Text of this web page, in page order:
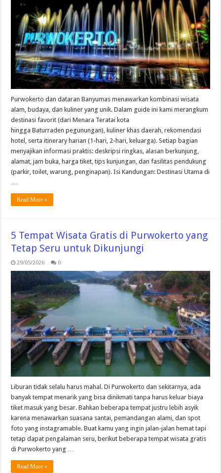
Purwokerto dan dataran Banyumas menawarkan kombinasi wisata
alam, budaya, dan kuliner yang unik. Dalam guide ini kami merangkum
destinasi favorit (dari Menara Teratai kota
hingga Baturraden pegunungan), kuliner khas daerah, rekomendasi
hotel, serta itinerary harian (1-hari, 2-hari, keluarga). Setiap bagian
menyajikan informasi praktis: deskripsi ringkas, alasan berkunjung,
alamat, jam buka, harga tiket, tips kunjungan, dan fasilitas pendukung
(parkir, toilet, warung, penginapan). Isi Kandungan: Destinasi Utama di
Read More »
5 Tempat Wisata Gratis di Purwokerto yang
Tetap Seru untuk Dikunjungi
29/05/2026 0
Liburan tidak selalu harus mahal. Di Purwokerto dan sekitarnya, ada
banyak tempat menarik yang bisa dinikmati tanpa harus keluar biaya
tiket masuk yang besar. Bahkan beberapa tempat justru lebih asyik
karena menawarkan suasana santai, pemandangan alami, dan spot
foto yang instagramable. Buat kamu yang ingin jalan-jalan hemat tapi
tetap dapat pengalaman seru, berikut beberapa tempat wisata gratis
di Purwokerto yang …
Read More »